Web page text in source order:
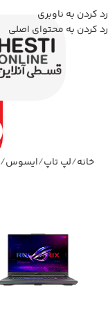
رد کردن به ناوبری
رد کردن به محتوای اصلی
خانه لپ تاپ ایسوس